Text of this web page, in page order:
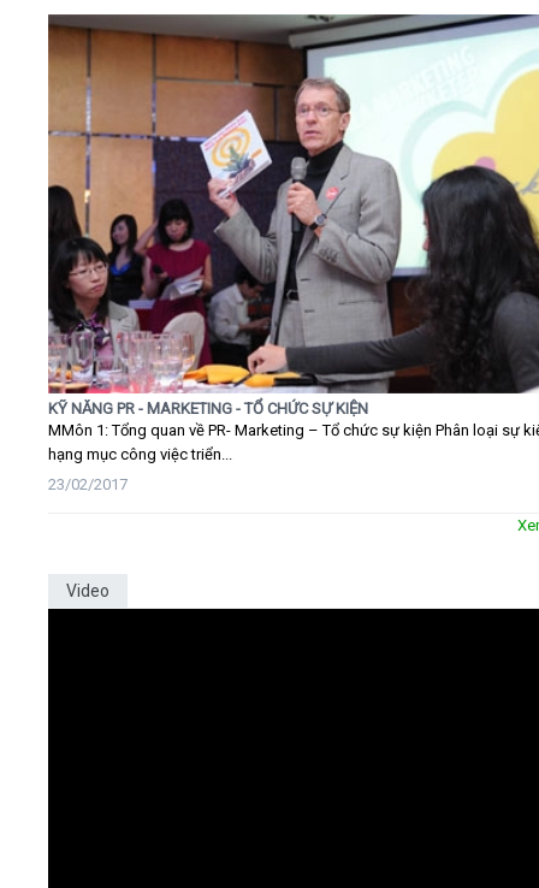
KỸ NĂNG PR - MARKETING - TỔ CHỨC SỰ KIỆN
MMôn 1: Tổng quan về PR- Marketing – Tổ chức sự kiện Phân loại sự
hạng mục công việc triển...
23/02/2017
Video